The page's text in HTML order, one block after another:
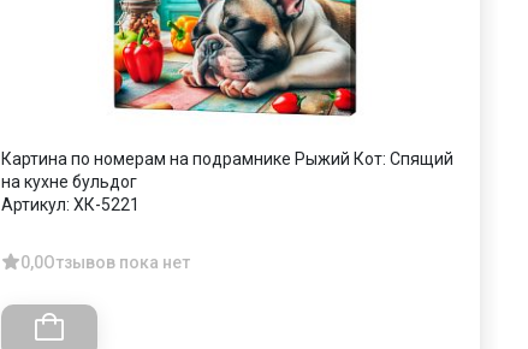
Картина по номерам на подрамнике Рыжий Кот: Спящий
на кухне бульдог
Артикул: ХК-5221
0,0Отзывов пока нет